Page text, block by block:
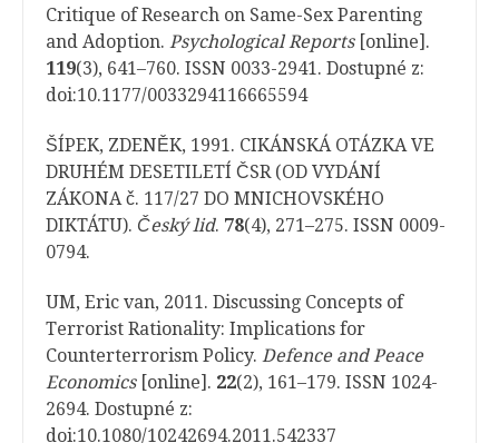
Critique of Research on Same-Sex Parenting
and Adoption. Psychological Reports[online].
119(3), 641–760. ISSN 0033-2941. Dostupné z:
doi:10.1177/0033294116665594
ŠÍPEK, ZDENĚK, 1991. CIKÁNSKÁ OTÁZKA VE
DRUHÉM DESETILETÍ ČSR (OD VYDÁNÍ
ZÁKONA č. 117/27 DO MNICHOVSKÉHO
DIKTÁTU). Český lid. 78(4), 271–275. ISSN 0009-
0794.
UM, Eric van, 2011. Discussing Concepts of
Terrorist Rationality: Implications for
Counterterrorism Policy. Defence and Peace
Economics[online]. 22(2), 161–179. ISSN 1024-
2694. Dostupné z:
doi:10.1080/10242694.2011.542337